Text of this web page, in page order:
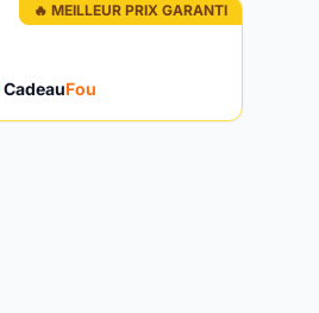
🔥 MEILLEUR PRIX GARANTI
CadeauFou